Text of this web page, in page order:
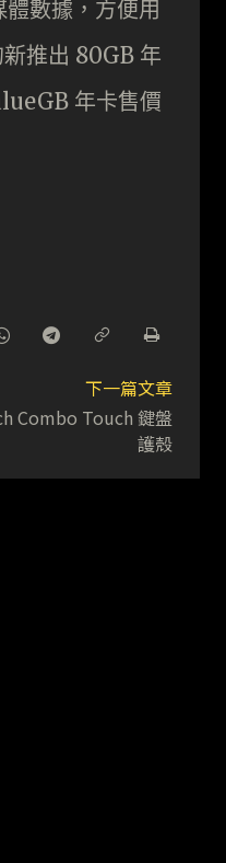
數據，方便用
推出 80GB 年
年卡售價
下一篇文章
Combo Touch 鍵盤
護殼